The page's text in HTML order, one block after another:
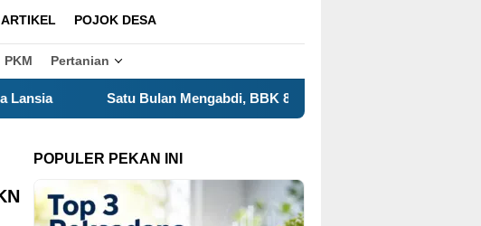
POJOK DESA
PKM Pertanian
Bulan Mengabdi, BBK 8 UNAIR Tampilkan Capaian Program Kerja
POPULER PEKAN INI